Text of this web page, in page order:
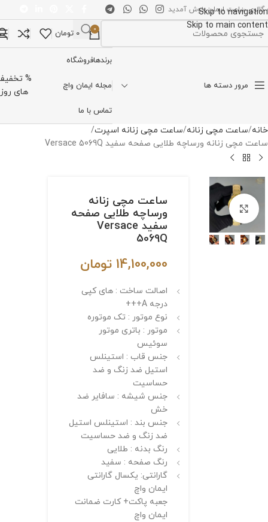
Skip to navigation
Skip to main content
گالری ساعت ایمان خوش آمدید
0
0 تومان
مرور دسته ها
برندهافروشگاه
مجله ایمان واچ
تماس با ما
%
های روز
خانه ساعت مچی زنانه ساعت مچی زنانه اسپرت
ساعت مچی زنانه ورساچه طلایی صفحه سفید Versace 5069Q
برای بزرگنمایی کلیک کنیدساعت مچی زنانه
ورساچه طلایی صفحه
سفید Versace
5069Q
14,100,000 تومان
اصالت ساخت : های کپی
درجه A+++
نوع موتور : تک موتوره
موتور : باتری موتور
سوئیس
جنس قاب : استینلس
استیل ضد زنگ و ضد
حساسیت
جنس شیشه : سافایر ضد
خش
جنس بند : استینلس استیل
ضد زنگ و ضد حساسیت
رنگ بدنه : طلایی
رنگ صفحه : سفید
گارانتی: یکسال گارانتی
ایمان واچ
جعبه پاکت+ کارت ضمانت
ایمان واچ